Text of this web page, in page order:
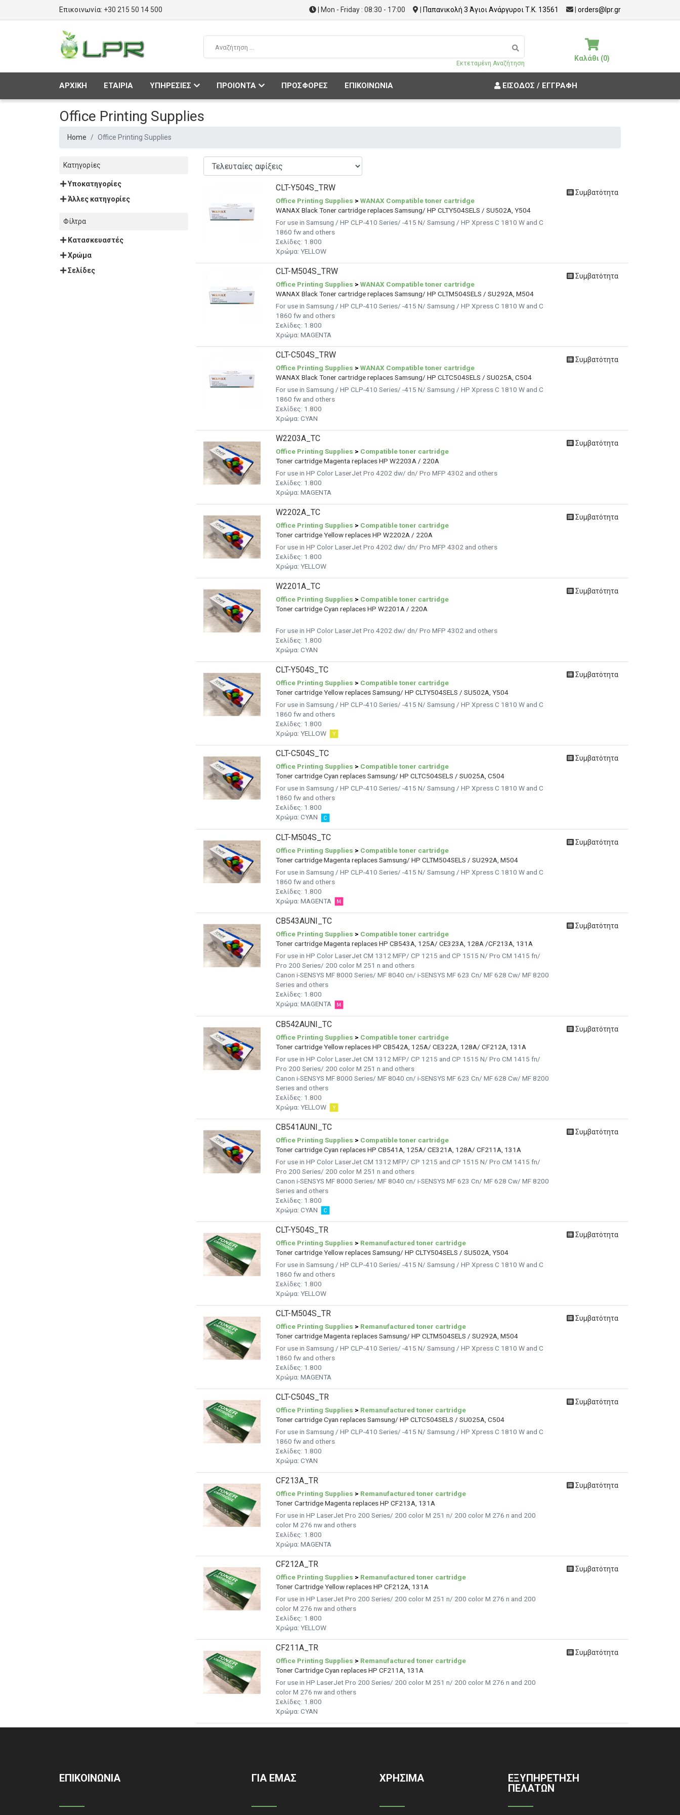
Επικοινωνία: +30 215 50 14 500 | Mon - Friday : 08:30 - 17:00 Παπανικολή 3 Άγιοι Ανάργυροι Τ.Κ. 13561 orders@lpr.gr
Εκτεταμένη Αναζήτηση
Καλάθι (0)
ΑΡΧΙΚΗ ΕΤΑΙΡΙΑ ΥΠΗΡΕΣΙΕΣ ΠΡΟΙΟΝΤΑ ΠΡΟΣΦΟΡΕΣ ΕΠΙΚΟΙΝΩΝΙΑ ΕΊΣΟΔΟΣ / ΕΓΓΡΑΦΉ
Office Printing Supplies
Home Office Printing Supplies
Κατηγορίες
Υποκατηγορίες
Άλλες κατηγορίες
Φίλτρα
Κατασκευαστές
Χρώμα
Σελίδες
CLT-Y504S_TRW
Office Printing Supplies > WANAX Compatible toner cartridge
WANAX Black Toner cartridge replaces Samsung/ HP CLTY504SELS / SU502A, Y504
For use in Samsung / HP CLP-410 Series/ -415 N/ Samsung / HP Xpress C 1810 W and C
1860 fw and others
Σελίδες: 1.800
Χρώμα: YELLOW
Συμβατότητα
CLT-M504S_TRW
Office Printing Supplies > WANAX Compatible toner cartridge
WANAX Black Toner cartridge replaces Samsung/ HP CLTM504SELS / SU292A, M504
For use in Samsung / HP CLP-410 Series/ -415 N/ Samsung / HP Xpress C 1810 W and C
1860 fw and others
Σελίδες: 1.800
Χρώμα: MAGENTA
Συμβατότητα
CLT-C504S_TRW
Office Printing Supplies > WANAX Compatible toner cartridge
WANAX Black Toner cartridge replaces Samsung/ HP CLTC504SELS / SU025A, C504
For use in Samsung / HP CLP-410 Series/ -415 N/ Samsung / HP Xpress C 1810 W and C
1860 fw and others
Σελίδες: 1.800
Χρώμα: CYAN
Συμβατότητα
W2203A_TC
Office Printing Supplies > Compatible toner cartridge
Toner cartridge Magenta replaces HP W2203A / 220A
For use in HP Color LaserJet Pro 4202 dw/ dn/ Pro MFP 4302 and others
Σελίδες: 1.800
Χρώμα: MAGENTA
Συμβατότητα
W2202A_TC
Office Printing Supplies > Compatible toner cartridge
Toner cartridge Yellow replaces HP W2202A / 220A
For use in HP Color LaserJet Pro 4202 dw/ dn/ Pro MFP 4302 and others
Σελίδες: 1.800
Χρώμα: YELLOW
Συμβατότητα
W2201A_TC
Office Printing Supplies > Compatible toner cartridge
Toner cartridge Cyan replaces HP W2201A / 220A
For use in HP Color LaserJet Pro 4202 dw/ dn/ Pro MFP 4302 and others
Σελίδες: 1.800
Χρώμα: CYAN
Συμβατότητα
CLT-Y504S_TC
Office Printing Supplies > Compatible toner cartridge
Toner cartridge Yellow replaces Samsung/ HP CLTY504SELS / SU502A, Y504
For use in Samsung / HP CLP-410 Series/ -415 N/ Samsung / HP Xpress C 1810 W and C
1860 fw and others
Σελίδες: 1.800
Χρώμα: YELLOW
Συμβατότητα
CLT-C504S_TC
Office Printing Supplies > Compatible toner cartridge
Toner cartridge Cyan replaces Samsung/ HP CLTC504SELS / SU025A, C504
For use in Samsung / HP CLP-410 Series/ -415 N/ Samsung / HP Xpress C 1810 W and C
1860 fw and others
Σελίδες: 1.800
Χρώμα: CYAN
Συμβατότητα
CLT-M504S_TC
Office Printing Supplies > Compatible toner cartridge
Toner cartridge Magenta replaces Samsung/ HP CLTM504SELS / SU292A, M504
For use in Samsung / HP CLP-410 Series/ -415 N/ Samsung / HP Xpress C 1810 W and C
1860 fw and others
Σελίδες: 1.800
Χρώμα: MAGENTA
Συμβατότητα
CB543AUNI_TC
Office Printing Supplies > Compatible toner cartridge
Toner cartridge Magenta replaces HP CB543A, 125A/ CE323A, 128A /CF213A, 131A
For use in HP Color LaserJet CM 1312 MFP/ CP 1215 and CP 1515 N/ Pro CM 1415 fn/
Pro 200 Series/ 200 color M 251 n and others
Canon i-SENSYS MF 8000 Series/ MF 8040 cn/ i-SENSYS MF 623 Cn/ MF 628 Cw/ MF 8200
Series and others
Σελίδες: 1.800
Χρώμα: MAGENTA
Συμβατότητα
CB542AUNI_TC
Office Printing Supplies > Compatible toner cartridge
Toner cartridge Yellow replaces HP CB542A, 125A/ CE322A, 128A/ CF212A, 131A
For use in HP Color LaserJet CM 1312 MFP/ CP 1215 and CP 1515 N/ Pro CM 1415 fn/
Pro 200 Series/ 200 color M 251 n and others
Canon i-SENSYS MF 8000 Series/ MF 8040 cn/ i-SENSYS MF 623 Cn/ MF 628 Cw/ MF 8200
Series and others
Σελίδες: 1.800
Χρώμα: YELLOW
Συμβατότητα
CB541AUNI_TC
Office Printing Supplies > Compatible toner cartridge
Toner cartridge Cyan replaces HP CB541A, 125A/ CE321A, 128A/ CF211A, 131A
For use in HP Color LaserJet CM 1312 MFP/ CP 1215 and CP 1515 N/ Pro CM 1415 fn/
Pro 200 Series/ 200 color M 251 n and others
Canon i-SENSYS MF 8000 Series/ MF 8040 cn/ i-SENSYS MF 623 Cn/ MF 628 Cw/ MF 8200
Series and others
Σελίδες: 1.800
Χρώμα: CYAN
Συμβατότητα
CLT-Y504S_TR
Office Printing Supplies > Remanufactured toner cartridge
Toner cartridge Yellow replaces Samsung/ HP CLTY504SELS / SU502A, Y504
For use in Samsung / HP CLP-410 Series/ -415 N/ Samsung / HP Xpress C 1810 W and C
1860 fw and others
Σελίδες: 1.800
Χρώμα: YELLOW
Συμβατότητα
CLT-M504S_TR
Office Printing Supplies > Remanufactured toner cartridge
Toner cartridge Magenta replaces Samsung/ HP CLTM504SELS / SU292A, M504
For use in Samsung / HP CLP-410 Series/ -415 N/ Samsung / HP Xpress C 1810 W and C
1860 fw and others
Σελίδες: 1.800
Χρώμα: MAGENTA
Συμβατότητα
CLT-C504S_TR
Office Printing Supplies > Remanufactured toner cartridge
Toner cartridge Cyan replaces Samsung/ HP CLTC504SELS / SU025A, C504
For use in Samsung / HP CLP-410 Series/ -415 N/ Samsung / HP Xpress C 1810 W and C
1860 fw and others
Σελίδες: 1.800
Χρώμα: CYAN
Συμβατότητα
CF213A_TR
Office Printing Supplies > Remanufactured toner cartridge
Toner Cartridge Magenta replaces HP CF213A, 131A
For use in HP LaserJet Pro 200 Series/ 200 color M 251 n/ 200 color M 276 n and 200
color M 276 nw and others
Σελίδες: 1.800
Χρώμα: MAGENTA
Συμβατότητα
CF212A_TR
Office Printing Supplies > Remanufactured toner cartridge
Toner Cartridge Yellow replaces HP CF212A, 131A
For use in HP LaserJet Pro 200 Series/ 200 color M 251 n/ 200 color M 276 n and 200
color M 276 nw and others
Σελίδες: 1.800
Χρώμα: YELLOW
Συμβατότητα
CF211A_TR
Office Printing Supplies > Remanufactured toner cartridge
Toner Cartridge Cyan replaces HP CF211A, 131A
For use in HP LaserJet Pro 200 Series/ 200 color M 251 n/ 200 color M 276 n and 200
color M 276 nw and others
Σελίδες: 1.800
Χρώμα: CYAN
Συμβατότητα
ΕΠΙΚΟΙΝΩΝΙΑ ΓΙΑ ΕΜΑΣ ΧΡΗΣΙΜΑ
ΕΞΥΠΗΡΈΤΗΣΗ
ΠΕΛΑΤΏΝ